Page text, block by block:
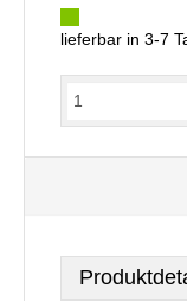
lieferbar in 3-7